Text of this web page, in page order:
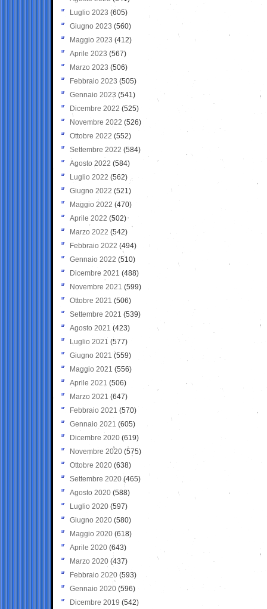
Luglio 2023 (605)
Giugno 2023 (560)
Maggio 2023 (412)
Aprile 2023 (567)
Marzo 2023 (506)
Febbraio 2023 (505)
Gennaio 2023 (541)
Dicembre 2022 (525)
Novembre 2022 (526)
Ottobre 2022 (552)
Settembre 2022 (584)
Agosto 2022 (584)
Luglio 2022 (562)
Giugno 2022 (521)
Maggio 2022 (470)
Aprile 2022 (502)
Marzo 2022 (542)
Febbraio 2022 (494)
Gennaio 2022 (510)
Dicembre 2021 (488)
Novembre 2021 (599)
Ottobre 2021 (506)
Settembre 2021 (539)
Agosto 2021 (423)
Luglio 2021 (577)
Giugno 2021(559)
Maggio 2021 (556)
Aprile 2021 (506)
Marzo 2021 (647)
Febbraio 2021 (570)
Gennaio 2021 (605)
Dicembre 2020 (619)
Novembre 2020 (575)
Ottobre 2020 (638)
Settembre 2020(465)
Agosto 2020 (588)
Luglio 2020 (597)
Giugno 2020 (580)
Maggio 2020 (618)
Aprile 2020 (643)
Marzo 2020 (437)
Febbraio 2020 (593)
Gennaio 2020 (596)
Dicembre 2019 (542)